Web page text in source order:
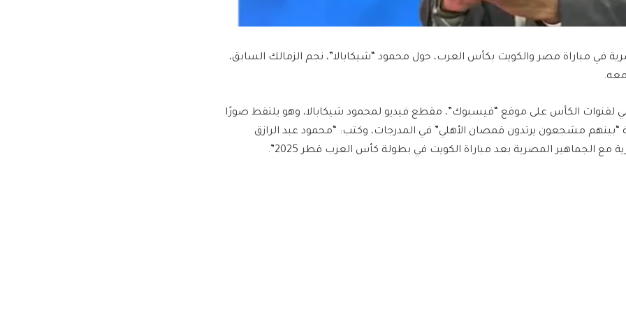
في مباراة مصر والكويت بكأس العرب، حول محمود “شيكابالا”، نجم الزمالك السابق،
معه.
لقنوات الكأس على موقع “فيسبوك”، مقطع فيديو لمحمود شيكابالا، وهو يلتقط صورًا
“بينهم مشجعون يرتدون قمصان الأهلي” في المدرجات، وكتب: “محمود عبد الرازق
مع الجماهير المصرية بعد مباراة الكويت في بطولة كأس العرب قطر 2025”.